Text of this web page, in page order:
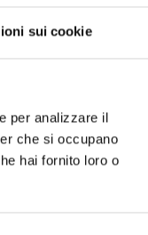
sui cookie
per analizzare il
che si occupano
hai fornito loro o